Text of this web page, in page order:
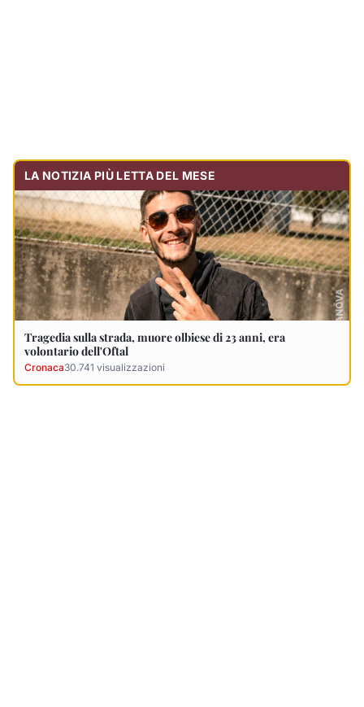
LA NOTIZIA PIÙ LETTA DEL MESE
Tragedia sulla strada, muore olbiese di 23 anni, era
volontario dell'Oftal
Cronaca30.741 visualizzazioni